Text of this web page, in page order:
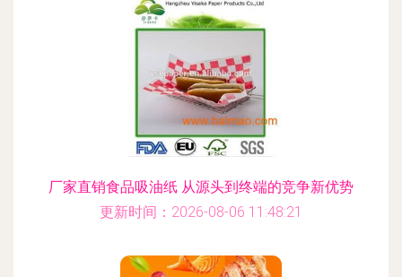
厂家直销食品吸油纸 从源头到终端的竞争新优势
更新时间：2026-08-06 11:48:21